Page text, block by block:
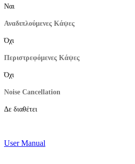
Ναι
Αναδιπλούμενες Κάψες
Όχι
Περιστρεφόμενες Κάψες
Όχι
Noise Cancellation
Δε διαθέτει
User Manual